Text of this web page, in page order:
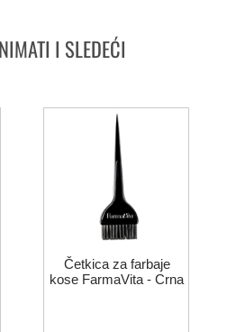
I SLEDEĆI
Četkica za farbaje
kose FarmaVita - Crna